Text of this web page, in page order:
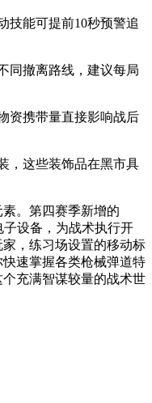
技能可提前10秒预警追
同撤离路线，建议每局
资携带量直接影响战后
，这些装饰品在黑市具
。第四赛季新增的
设备，为战术执行开
，练习场设置的移动标
速掌握各类枪械弹道特
充满智谋较量的战术世